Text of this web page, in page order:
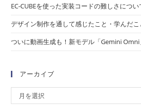
EC-CUBEを使った実装コードの難しさについ
デザイン制作を通して感じたこと・学んだこ
ついに動画生成も！新モデル「Gemini
アーカイブ
月を選択